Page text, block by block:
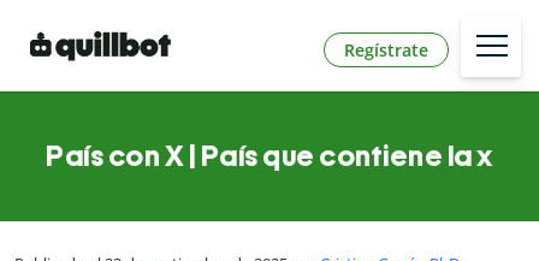
Regístrate
País con X | País que contiene la x